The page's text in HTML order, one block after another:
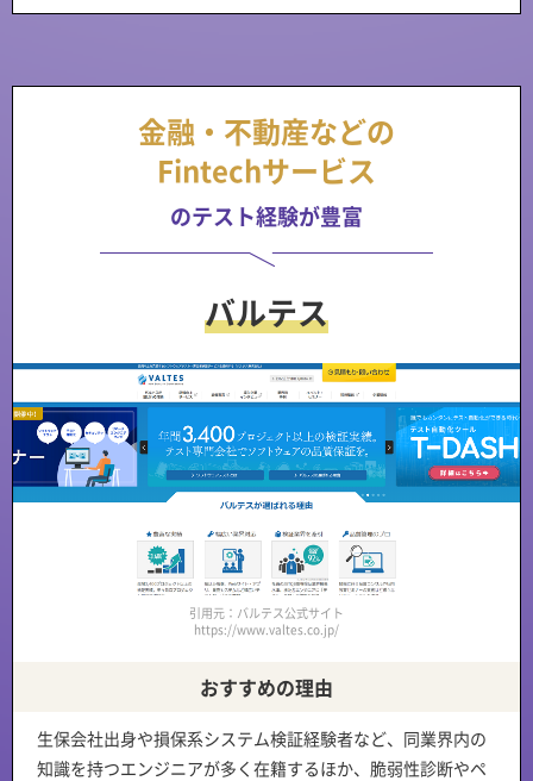
金融・不動産などの
Fintechサービス
のテスト経験が豊富
バルテス
引用元：バルテス公式サイト
https://www.valtes.co.jp/
おすすめの理由
生保会社出身や損保系システム検証経験者など、 同業界内の
知識を持つエンジニアが多く在籍するほか、 脆弱性診断やペ